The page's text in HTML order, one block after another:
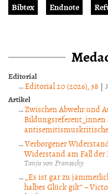
Bibtex
Endnote
Editorial
Editorial 20 (2026), 38 |
Artikel
Zwischen Abwehr und
Verborgener
Widerstand am Fall der
Tanja von Fransecky
„Es ist gar zu
halbes Glück gilt“ –